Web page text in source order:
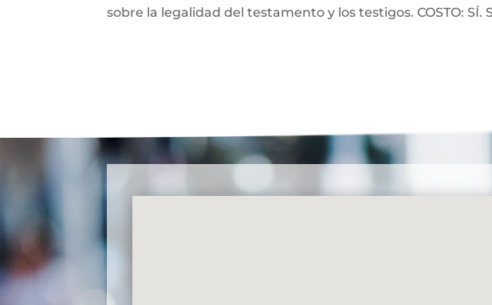
sobre la legalidad del testamento y los testigos. COSTO: